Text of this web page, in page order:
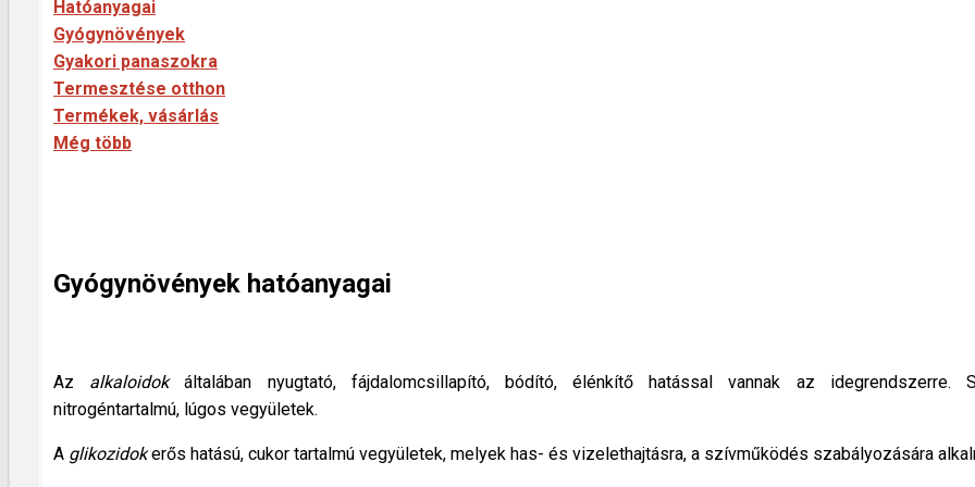
Hatóanyagai
Gyógynövények
Gyakori panaszokra
Termesztése otthon
Termékek, vásárlás
Még több
Gyógynövények hatóanyagai
Az alkaloidokáltalában nyugtató, fájdalomcsillapító, bódító, élénkítő hatással vannak az idegrendszerre.
nitrogéntartalmú, lúgos vegyületek.
A glikozidokerős hatású, cukor tartalmú vegyületek, melyek has- és vizelethajtásra, a szívműködés szabályozására